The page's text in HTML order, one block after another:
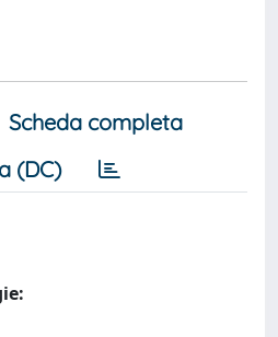
Scheda completa
(DC)